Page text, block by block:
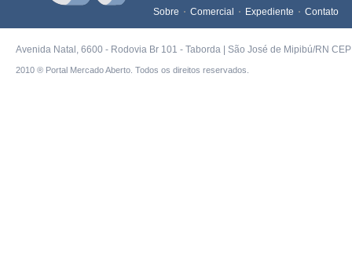
Sobre Comercial Expediente Contato
Avenida Natal, 6600 - Rodovia Br 101 - Taborda | São José de Mipibú/RN
2010 ® Portal Mercado Aberto. Todos os direitos reservados.